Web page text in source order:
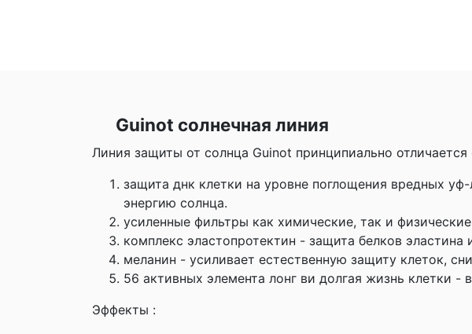
Guinot солнечная линия
Линия защиты от солнца Guinot принципиально отличается
защита днк клетки на уровне поглощения вредных
энергию солнца.
усиленные фильтры как химические, так и
комплекс эластопротектин - защита белков
меланин - усиливает естественную защиту клеток,
56 активных элемента лонг ви долгая жизнь клетки -
Эффекты :